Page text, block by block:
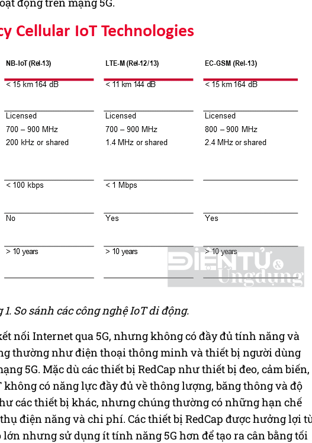
1. So sánh các công nghệ IoT di động.
nối Internet qua 5G, nhưng không có đầy đủ tính năng và
thường như điện thoại thông minh và thiết bị người dùng
5G. Mặc dù các thiết bị RedCap như thiết bị đeo, cảm biến,
không có năng lựcđầy đủvề thông lượng, băng thông và độ
các thiết bị khác, nhưng chúng thường có những hạn chế
điện năng và chi phí. Các thiết bị RedCap được hưởng lợi
nhưng sử dụng ít tính năng 5G hơn để tạo ra cân bằng tối